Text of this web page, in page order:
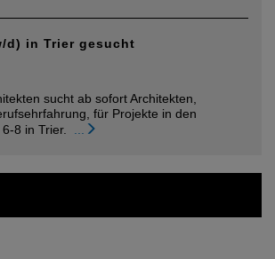
d) in Trier gesucht
sucht ab sofort Architekten,
für Projekte in den
8 in Trier.